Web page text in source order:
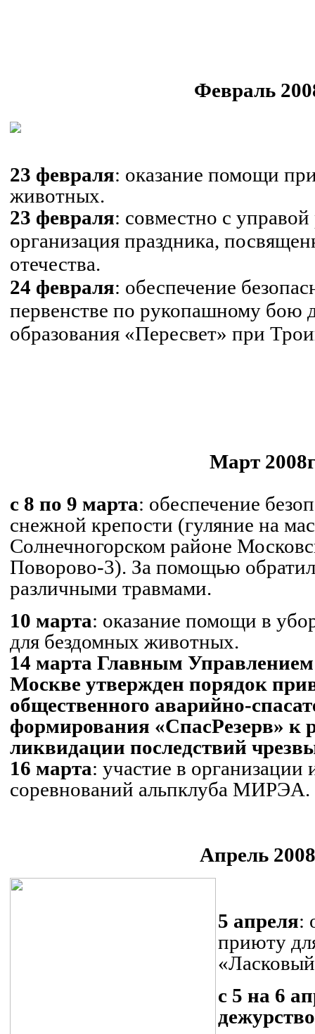
Февраль
23 февраля: оказание помощи
животных.
23 февраля: совместно с
организация праздника,
отечества.
24 февраля: обеспечение
первенстве по рукопашному бою
образования «Пересвет» при
Март
с 8 по 9 марта: обеспечение
снежной крепости (гуляние на
Солнечногорском районе
Поворово-3). За помощью
различными травмами.
10 марта: оказание помощи в
для бездомных животных.
14 марта Главным
Москве утвержден порядок
общественного аварийно-
формирования «СпасРезерв» к
ликвидации последствий
16 марта: участие в организации
соревнований альпклуба МИРЭА.
Апрель
5 апреля:
приюту
с 5 на 6